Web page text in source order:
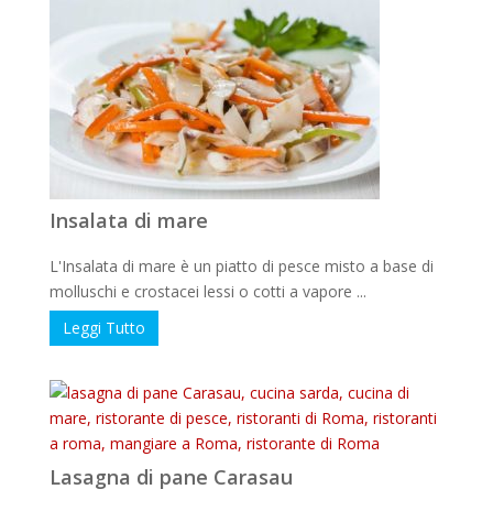
Insalata di mare
L'Insalata di mare è un piatto di pesce misto a base di
molluschi e crostacei lessi o cotti a vapore ...
Leggi Tutto
Lasagna di pane Carasau